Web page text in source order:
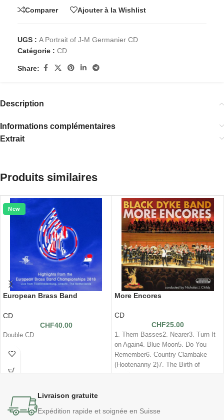
Comparer Ajouter à la Wishlist
UGS : A Portrait of J-M Germanier CD
Catégorie : CD
Share:
Description
Informations complémentaires
Extrait
Produits similaires
New
European Brass Band
CD
CHF40.00
Double CD
More Encores
CD
CHF25.00
1. Them Basses2. Nearer3. Turn It
on Again4. Blue Moon5. Do You
Remember6. Country Clambake
(Hootenanny 2)7. The Birth of
Livraison gratuite
Expédition rapide et soignée en Suisse